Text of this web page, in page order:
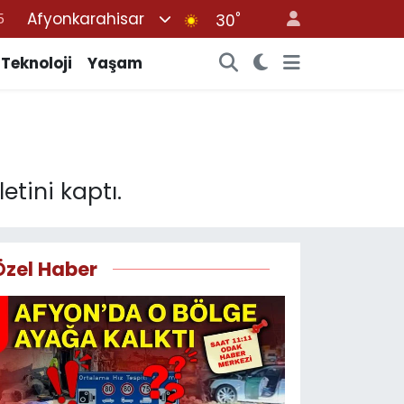
Afyonkarahisar 30°
Teknoloji Yaşam
kaptı.
Haber